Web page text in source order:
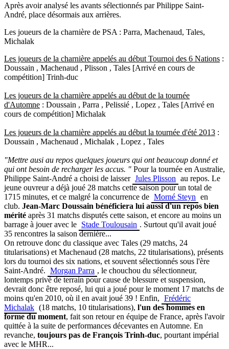
Après avoir analysé les avants sélectionnés par Philippe Saint-
André, place désormais aux arrières.
Les joueurs de la charnière de PSA : Parra, Machenaud, Tales,
Michalak
Les joueurs de la charnière appelés au début Tournoi des 6 Nations :
Doussain , Machenaud , Plisson , Tales [Arrivé en cours de
compétition] Trinh-duc
Les joueurs de la charnière appelés au début de la tournée
d'Automne : Doussain , Parra , Pelissié , Lopez , Tales [Arrivé en
cours de compétition] Michalak
Les joueurs de la charnière appelés au début la tournée d'été 2013 :
Doussain , Machenaud , Michalak , Lopez , Tales
"Mettre ausi au repos quelques joueurs qui ont beaucoup donné et
qui ont besoin de recharger les accus. " Pour la tournée en Australie,
Philippe Saint-André a choisi de laisser Jules Plisson au repos. Le
jeune ouvreur a déjà joué 28 matchs cette saison pour un total de
1715 minutes, et ce malgré la concurrence de Morné Steyn en
club. Jean-Marc Doussain bénéficiera lui aussi d'un repos bien
mérité après 31 matchs disputés cette saison, et encore au moins un
barrage à jouer avec le Stade Toulousain . Surtout qu'il avait joué
35 rencontres la saison dernière...
On retrouve donc du classique avec Tales (29 matchs, 24
titularisations) et Machenaud (28 matchs, 22 titularisations), présents
lors du tournoi des six nations, et souvent sélectionnés sous l'ère
Saint-André. Morgan Parra , le chouchou du sélectionneur,
lontemps privé de terrain pour cause de blessure et suspension,
devrait donc être reposé, lui qui a joué pour le moment 17 matchs de
moins qu'en 2010, où il en avait joué 39 ! Enfin, Frédéric
Michalak (18 matchs, 10 titularisations), l'un des hommes en
forme du moment, fait son retour en équipe de France, après l'avoir
quittée à la suite de performances décevantes en Automne. En
revanche, toujours pas de François Trinh-duc, pourtant impérial
avec le MHR...